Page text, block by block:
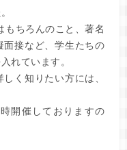
もちろんのこと、著名
面接など、学生たちの
れています。
く知りたい方には、
開催しておりますの